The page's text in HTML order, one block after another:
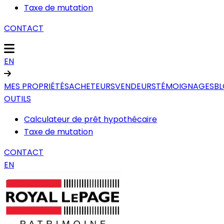
Taxe de mutation
CONTACT
EN
MES PROPRIÉTÉSACHETEURSVENDEURSTÉMOIGNAGES
OUTILS
Calculateur de prêt hypothécaire
Taxe de mutation
CONTACT
EN